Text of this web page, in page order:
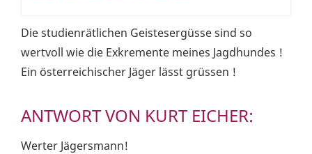
Die studienrätlichen Geistesergüsse sind so
wertvoll wie die Exkremente meines Jagdhundes !
Ein österreichischer Jäger lässt grüssen !
ANTWORT VON KURT EICHER:
Werter Jägersmann!